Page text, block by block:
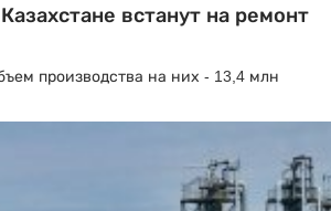
встанут на ремонт
производства на них - 13,4 млн